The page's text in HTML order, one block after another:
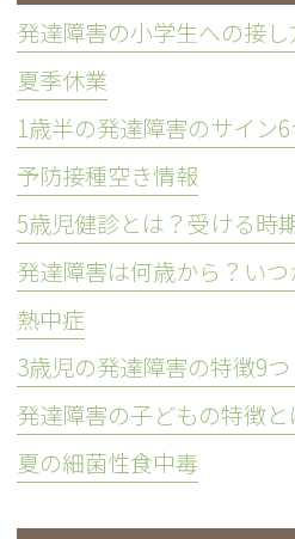
夏季休業
予防接種空き情報
熱中症
夏の細菌性食中毒